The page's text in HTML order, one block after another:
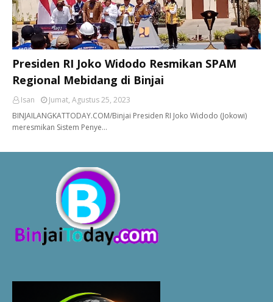
Presiden RI Joko Widodo Resmikan SPAM
Regional Mebidang di Binjai
Isan
Jumat, Agustus 25, 2023
BINJAILANGKATTODAY.COM/Binjai Presiden RI Joko Widodo (Jokowi)
meresmikan Sistem Penye…